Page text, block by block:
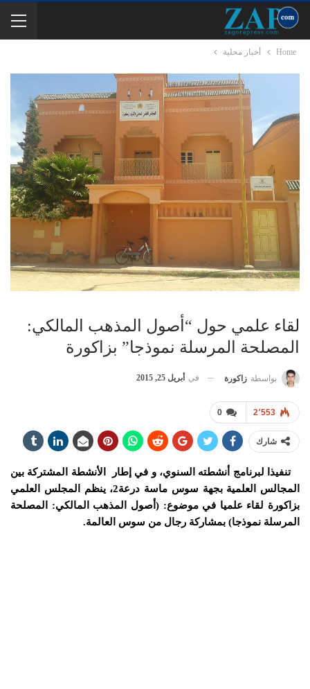
Home أخبار محلية
لقاء علمي حول “أصول المذهب المالكي:
المصلحة المرسلة نموذجا” بزاكورة
بواسطة زاكورة في أبريل 25, 2015
0 2٬553
شارك
تنفيذا لبرنامج أنشطته السنوي، و في إطار الأنشطة المشتركة بين
المجالس العلمية بجهة سوس ماسة درعة2، ينظم المجلس العلمي
بزاكورة لقاء علميا في موضوع: (أصول المذهب المالكي: المصلحة
المرسلة نموذجا) بمشاركة رجال من سوس العالمة.